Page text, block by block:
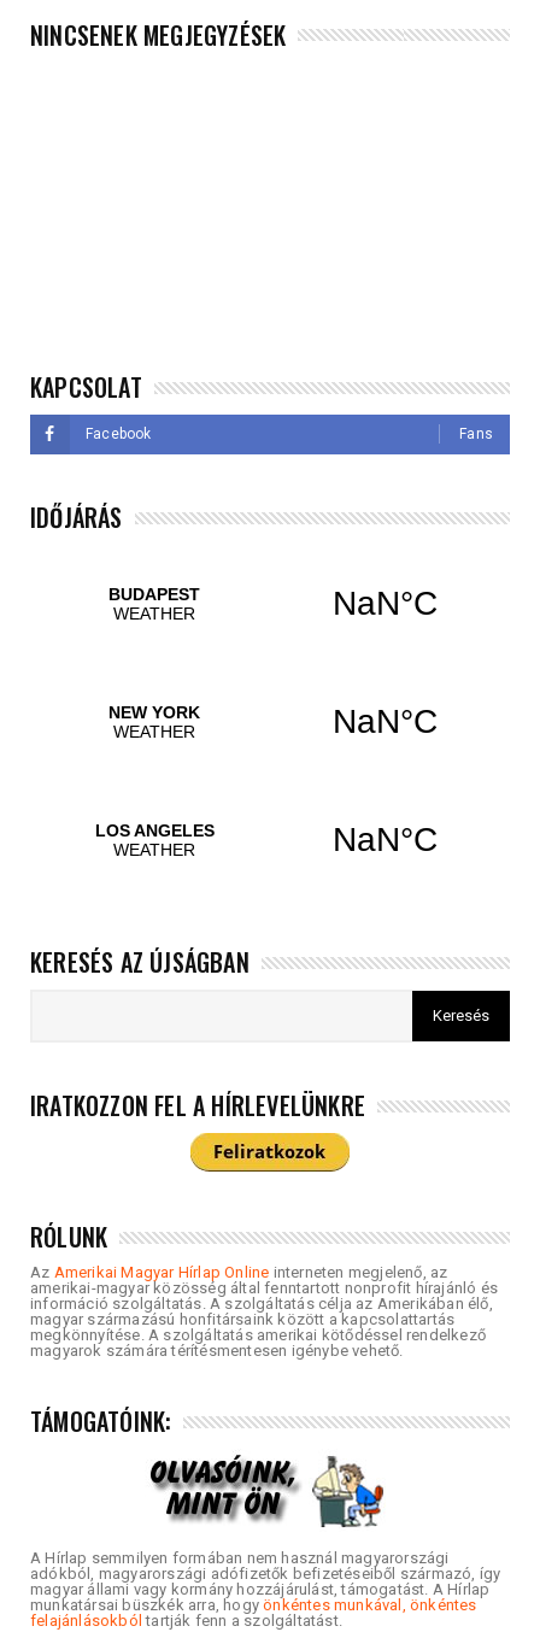
NINCSENEK MEGJEGYZÉSEK
KAPCSOLAT
Facebook Fans
IDŐJÁRÁS
KERESÉS AZ ÚJSÁGBAN
IRATKOZZON FEL A HÍRLEVELÜNKRE
RÓLUNK
Az Amerikai Magyar Hírlap Online interneten megjelenő, az
amerikai-magyar közösség által fenntartott nonprofit hírajánló és
információ szolgáltatás. A szolgáltatás célja az Amerikában élő,
magyar származású honfitársaink között a kapcsolattartás
megkönnyítése. A szolgáltatás amerikai kötődéssel rendelkező
magyarok számára térítésmentesen igénybe vehető.
TÁMOGATÓINK:
A Hírlap semmilyen formában nem használ magyarországi
adókból, magyarországi adófizetők befizetéseiből származó, így
magyar állami vagy kormány hozzájárulást, támogatást. A Hírlap
munkatársai büszkék arra, hogyönkéntes munkával, önkéntes
felajánlásokból tartják fenn a szolgáltatást.